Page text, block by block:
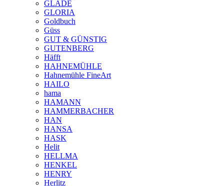
GLADE
GLORIA
Goldbuch
Güss
GUT & GÜNSTIG
GUTENBERG
Häfft
HAHNEMÜHLE
Hahnemühle FineArt
HAILO
hama
HAMANN
HAMMERBACHER
HAN
HANSA
HASK
Helit
HELLMA
HENKEL
HENRY
Herlitz